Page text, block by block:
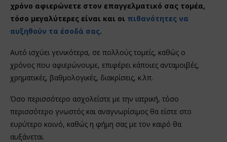
χρόνο αφιερώνετε στον επαγγελματικό σας τομέα,
τόσο μεγαλύτερες είναι και οι πιθανότητες να
αυξηθούν τα έσοδά σας.
Αυτό ισχύει γενικότερα, σε πολλούς τομείς, καθώς ο
χρόνος που αφιερώνουμε, επιφέρει κάποιες ανταμοιβές,
χρηματικές, βαθμολογικές, διακρίσεις, κ.λπ.
Όσο περισσότερο ασχολείστε με την ιατρική, τόσο
περισσότερο γνωστός και αναγνωρίσιμος θα είστε στο
ευρύτερο κοινό, καθώς η φήμη σας με τον καιρό θα
αυξάνεται.